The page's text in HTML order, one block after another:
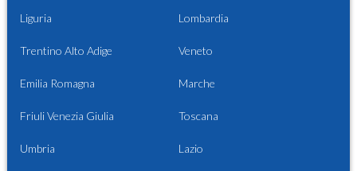
Liguria Lombardia
Trentino Alto Adige Veneto
Emilia Romagna Marche
Friuli Venezia Giulia Toscana
Umbria Lazio